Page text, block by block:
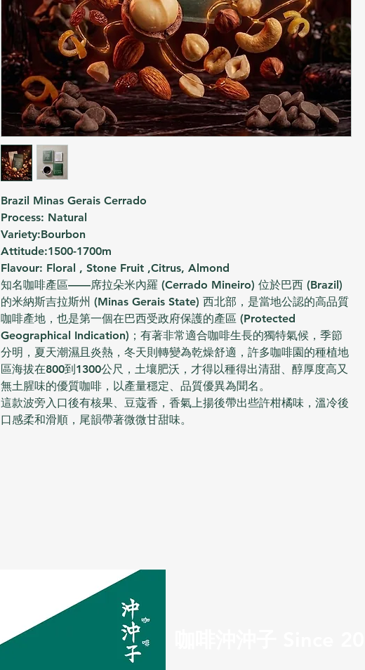
Brazil Minas Gerais Cerrado
Process: Natural
Variety:Bourbon
Attitude:1500-1700m
Flavour: Floral , Stone Fruit ,Citrus, Almond
知名咖啡產區——席拉朵米內羅 (Cerrado Mineiro) 位於巴西 (Brazil)
的米納斯吉拉斯州 (Minas Gerais State) 西北部，是當地公認的高品質
咖啡產地，也是第一個在巴西受政府保護的產區 (Protected
Geographical Indication)；有著非常適合咖啡生長的獨特氣候，季節
分明，夏天潮濕且炎熱，冬天則轉變為乾燥舒適，許多咖啡園的種植地
區海拔在800到1300公尺，土壤肥沃，才得以種得出清甜、醇厚度高又
無土腥味的優質咖啡，以產量穩定、品質優異為聞名。
這款波旁入口後有核果、豆蔻香，香氣上揚後帶出些許柑橘味，溫冷後
口感柔和滑順，尾韻帶著微微甘甜味。